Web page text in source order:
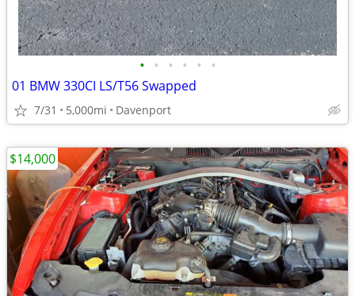
• • • • • •
01 BMW 330CI LS/T56 Swapped
7/31 5,000mi Davenport
$14,000